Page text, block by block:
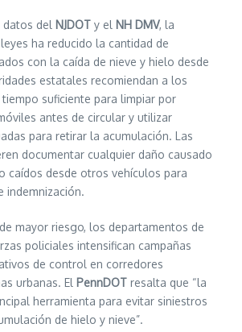
datos del NJDOT y el NH DMV, la
ha reducido la cantidad de
con la caída de nieve y hielo desde
estatales recomiendan a los
suficiente para limpiar por
antes de circular y utilizar
para retirar la acumulación. Las
documentar cualquier daño causado
caídos desde otros vehículos para
indemnización.
mayor riesgo, los departamentos de
policiales intensifican campañas
de control en corredores
urbanas. El PennDOT resalta que “la
herramienta para evitar siniestros
de hielo y nieve”.